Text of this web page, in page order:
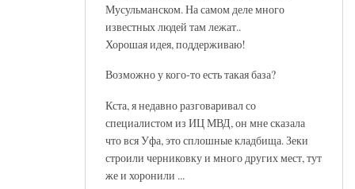
Мусульманском. На самом деле много
известных людей там лежат..
Хорошая идея, поддерживаю!
Возможно у кого-то есть такая база?
Кста, я недавно разговаривал со
специалистом из ИЦ МВД, он мне сказала
что вся Уфа, это сплошные кладбища. Зеки
строили черниковку и много других мест, тут
же и хоронили ...